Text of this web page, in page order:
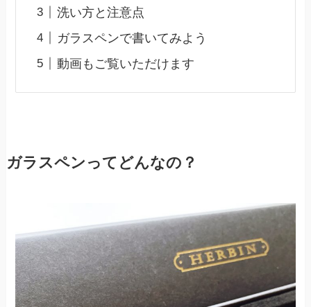
洗い方と注意点
ガラスペンで書いてみよう
動画もご覧いただけます
ガラスペンってどんなの？